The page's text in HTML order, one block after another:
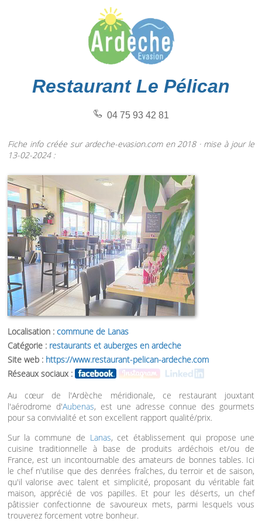
Restaurant Le Pélican
04 75 93 42 81
Fiche info créée sur ardeche-evasion.com en 2018 · mise à jour le
13-02-2024 :
Localisation : commune de Lanas
Catégorie : restaurants et auberges en ardeche
Site web : https://www.restaurant-pelican-ardeche.com
Réseaux sociaux :
Au cœur de l'Ardèche méridionale, ce restaurant jouxtant
l'aérodrome d'Aubenas, est une adresse connue des gourmets
pour sa convivialité et son excellent rapport qualité/prix.
Sur la commune de Lanas, cet établissement qui propose une
cuisine traditionnelle à base de produits ardéchois et/ou de
France, est un incontournable des amateurs de bonnes tables. Ici
le chef n'utilise que des denrées fraîches, du terroir et de saison,
qu'il valorise avec talent et simplicité, proposant du véritable fait
maison, apprécié de vos papilles. Et pour les déserts, un chef
pâtissier confectionne de savoureux mets, parmi lesquels vous
trouverez forcement votre bonheur.